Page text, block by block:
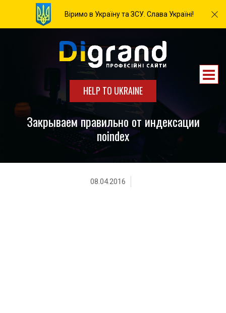
Віримо в Україну та ЗСУ. Слава Україні!
HELP TO UKRAINE
Закрываем правильно от индексации
noindex
08.04.2016